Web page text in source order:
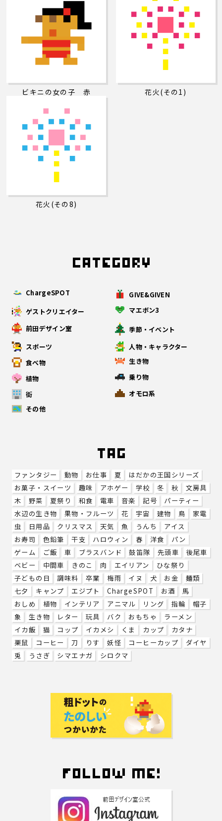
ChargeSPOT
GIVE&GIVEN
ゲストクリエイター
マエボン3
前田デザイン室
季節・イベント
スポーツ
人物・キャラクター
食べ物
生き物
植物
乗り物
街
オモロ系
その他
ファンタジー 動物 お仕事 夏
はだかの王国シリーズ
お菓子・スイーツ
趣味 アホゲー 学校 冬 秋
文房具
木
野菜 夏祭り 和食 電車 音楽 記号
パーティー
水辺の生き物
果物・フルーツ 花 宇宙 建物 鳥
家電
虫
日用品 クリスマス 天気 魚 うんち
アイス
お寿司
色鉛筆 干支 ハロウィン 春 洋食
パン
ゲーム
ご飯 車 ブラスバンド 鼓笛隊 先頭車
後尾車
ベビー
中間車 きのこ 肉 エイリアン
ひな祭り
子どもの日
調味料 卒業 梅雨 イヌ 犬 お金
麺類
七夕
キャンプ エジプト ChargeSPOT お酒
馬
おしめ
植物 インテリア アニマル リング 指輪
帽子
象
生き物 レター 玩具 バク おもちゃ
ラーメン
イカ飯
猫 コップ イカメシ くま カップ
カタナ
栗鼠
コーヒー 刀 りす 妖怪 コーヒーカップ
ダイヤ
兎
うさぎ シマエナガ シロクマ
ビキニの女の子 赤 花火(その1)
花火(その8)